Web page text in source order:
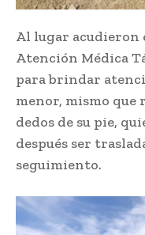
Al lugar acudieron
Atención Médica
para brindar
menor, mismo que
dedos de su pie,
después ser
seguimiento.